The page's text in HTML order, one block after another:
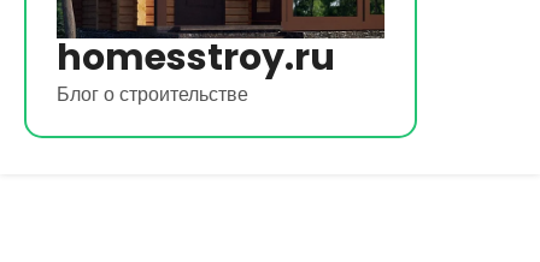
homesstroy.ru
Блог о строительстве